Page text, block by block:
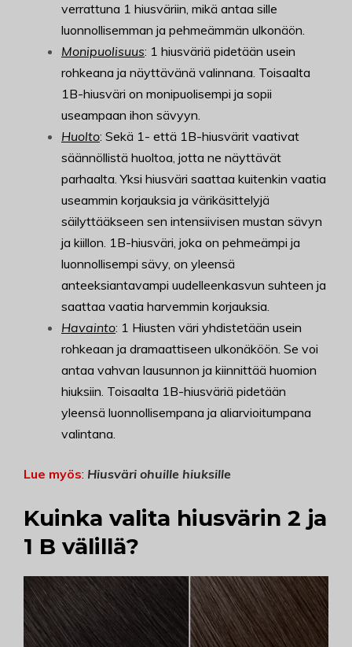
verrattuna 1 hiusväriin, mikä antaa sille
luonnollisemman ja pehmeämmän ulkonäön.
Monipuolisuus: 1 hiusväriä pidetään usein
rohkeana ja näyttävänä valinnana. Toisaalta
1B-hiusväri on monipuolisempi ja sopii
useampaan ihon sävyyn.
Huolto: Sekä 1- että 1B-hiusvärit vaativat
säännöllistä huoltoa, jotta ne näyttävät
parhaalta. Yksi hiusväri saattaa kuitenkin vaatia
useammin korjauksia ja värikäsittelyjä
säilyttääkseen sen intensiivisen mustan sävyn
ja kiillon. 1B-hiusväri, joka on pehmeämpi ja
luonnollisempi sävy, on yleensä
anteeksiantavampi uudelleenkasvun suhteen ja
saattaa vaatia harvemmin korjauksia.
Havainto: 1 Hiusten väri yhdistetään usein
rohkeaan ja dramaattiseen ulkonäköön. Se voi
antaa vahvan lausunnon ja kiinnittää huomion
hiuksiin. Toisaalta 1B-hiusväriä pidetään
yleensä luonnollisempana ja aliarvioitumpana
valintana.
Lue myös: Hiusväri ohuille hiuksille
Kuinka valita hiusvärin 2 ja
1 B välillä?